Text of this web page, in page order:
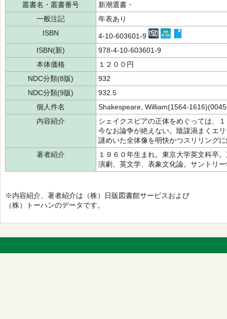
叢書名・叢書番号
新潮選書・
一般注記
年表あり
ISBN
4-10-603601-9
ISBN(新)
978-4-10-603601-9
本体価格
１２００円
NDC分類(8版)
932
NDC分類(9版)
932.5
個人件名
Shakespeare, William(1564-
内容紹介
シェイクスピアの正体をめぐっては、
今なお論争が絶えない。陰謀渦まくエ
謎めいた全体像を明快かつスリリング
著者紹介
１９６０年生まれ。東京大学英文科卒
演劇、英文学、表象文化論。サントリ
※内容紹介、著者紹介は（株）日販図書館サービスおよび
（株）トーハンのデータです。